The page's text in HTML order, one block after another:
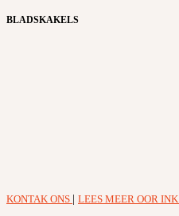
BLADSKAKELS
KONTAK ONS LEES MEER OOR INK